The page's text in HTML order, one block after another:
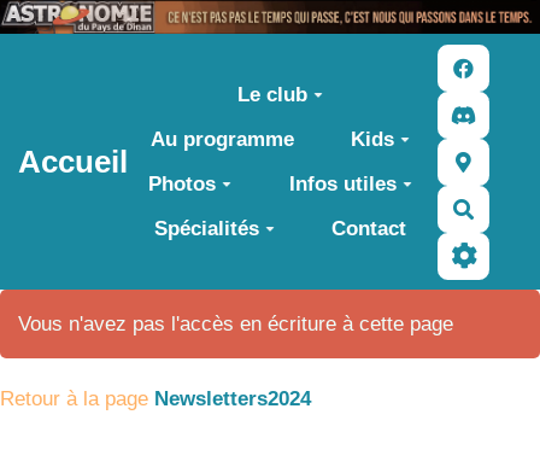
Accueil
Le club
Au programme
Kids
Photos
Infos utiles
Spécialités
Contact
Vous n'avez pas l'accès en écriture à cette page
Retour à la page Newsletters2024